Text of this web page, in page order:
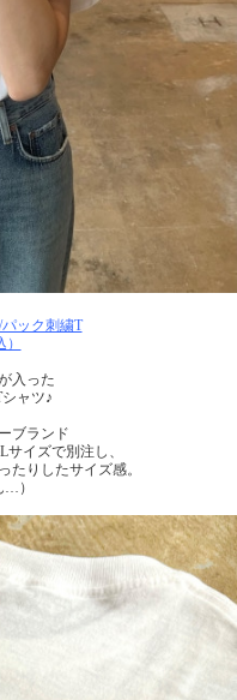
ック刺繍T
入った
ャツ♪
ブランド
サイズで別注し、
たりしたサイズ感。
…）